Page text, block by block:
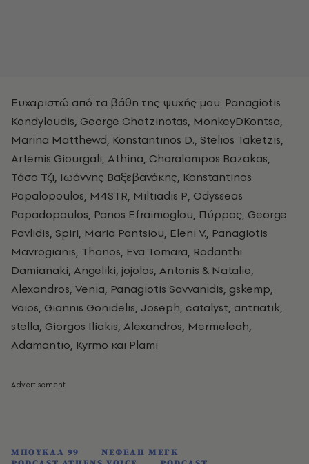
Ευχαριστώ από τα βάθη της ψυχής μου: Panagiotis
Kondyloudis, George Chatzinotas, MonkeyDKontsa,
Marina Matthewd, Konstantinos D., Stelios Taketzis,
Artemis Giourgali, Athina, Charalampos Bazakas,
Τάσο Τζι, Ιωάννης Βαξεβανάκης, Konstantinos
Papalopoulos, M4STR, Miltiadis P, Odysseas
Papadopoulos, Panos Efraimoglou, Πύρρος, George
Pavlidis, Spiri, Maria Pantsiou, Eleni V., Panagiotis
Mavrogianis, Thanos, Eva Tomara, Rodanthi
Damianaki, Angeliki, jojolos, Antonis & Natalie,
Alexandros, Venia, Panagiotis Savvanidis, gskemp,
Vaios, Giannis Gonidelis, Joseph, catalyst, antriatik,
stella, Giorgos Iliakis, Alexandros, Mermeleah,
Adamantio, Kyrmo και Plami
ΜΠΟΥΚΛΑ 99
ΝΕΦΕΛΗ ΜΕΓΚ